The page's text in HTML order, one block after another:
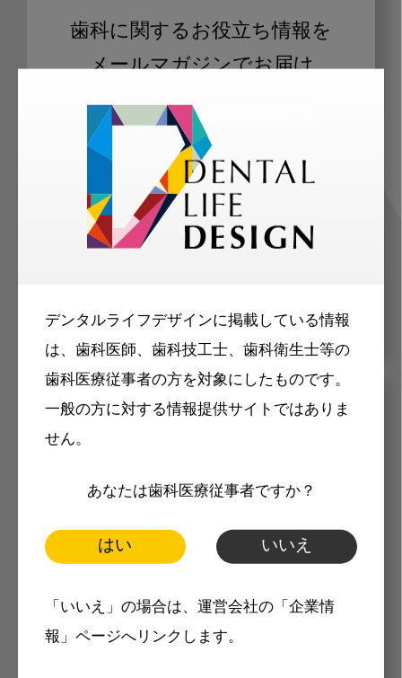
デンタルライフデザインに掲載している情報
は、歯科医師、歯科技工士、歯科衛生士等の
歯科医療従事者の方を対象にしたものです。
一般の方に対する情報提供サイトではありま
せん。
あなたは歯科医療従事者ですか？
はい いいえ
「いいえ」の場合は、運営会社の「企業情
報」ページへリンクします。
歯科に関するお役立ち情報を
メールマガジンでお届け
ご登録いただいた職種（歯科医師、歯
科衛生士、歯科技工士）に合わせた内
容のメールマガジンをお届けします。
メリット
製品価格も閲覧可能